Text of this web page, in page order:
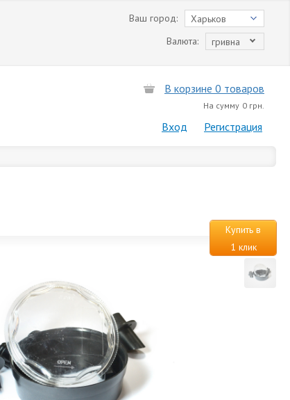
Харьков
Ваш город:
гривна
Валюта:
В корзине 0 товаров
На сумму 0 грн.
Вход Регистрация
Купить в
1 клик